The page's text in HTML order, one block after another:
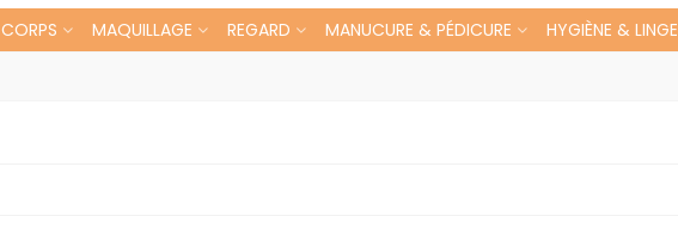
CORPS MAQUILLAGE REGARD MANUCURE & PÉDICURE HYGIÈNE & LINGE